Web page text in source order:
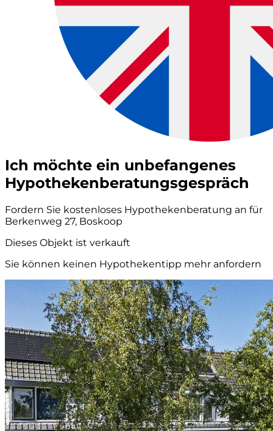
Ich möchte ein unbefangenes
Hypothekenberatungsgespräch
Fordern Sie kostenloses Hypothekenberatung an für
Berkenweg 27, Boskoop
Dieses Objekt ist verkauft
Sie können keinen Hypothekentipp mehr anfordern